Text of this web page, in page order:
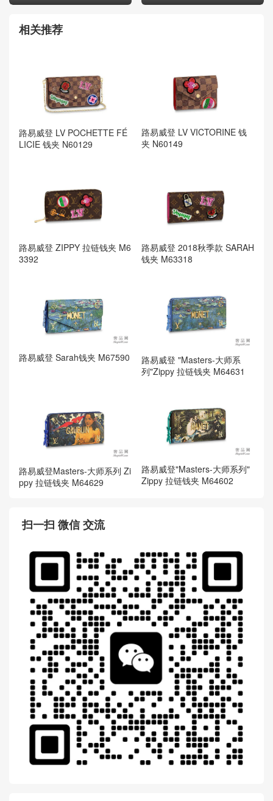
相关推荐
路易威登 LV POCHETTE FÉ
LICIE 钱夹 N60129
路易威登 LV VICTORINE 钱
夹 N60149
路易威登 ZIPPY 拉链钱夹 M6
3392
路易威登 2018秋季款 SARAH
钱夹 M63318
路易威登 Sarah钱夹 M67590
路易威登 "Masters-大师系
列"Zippy 拉链钱夹 M64631
路易威登Masters-大师系列 Zi
ppy 拉链钱夹 M64629
路易威登"Masters-大师系列"
Zippy 拉链钱夹 M64602
扫一扫 微信 交流